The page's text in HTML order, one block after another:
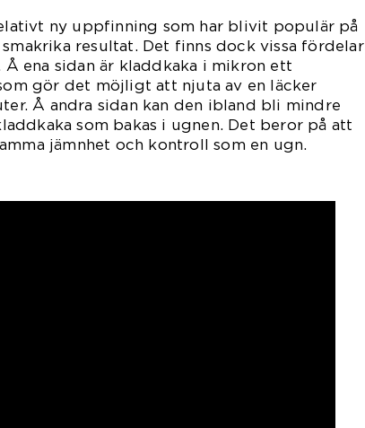
ny uppfinning som har blivit populär på
resultat. Det finns dock vissa fördelar
ena sidan är kladdkaka i mikron ett
gör det möjligt att njuta av en läcker
Å andra sidan kan den ibland bli mindre
som bakas i ugnen. Det beror på att
jämnhet och kontroll som en ugn.